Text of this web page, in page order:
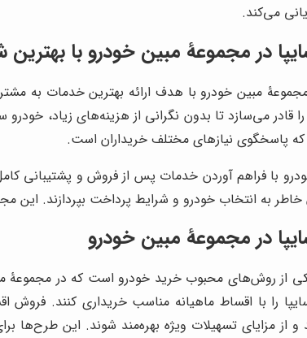
می‌کند.
در مجموعۀ مبین خودرو با بهترین
مبین خودرو با هدف ارائه بهترین خدمات به
قادر می‌سازد تا بدون نگرانی از هزینه‌های زیاد،
پاسخگوی نیازهای مختلف خریداران است.
با فراهم آوردن خدمات پس از فروش و پشتیبانی
خاطر به انتخاب خودرو و شرایط پرداخت بپردازند. این
در مجموعۀ مبین خودرو
از روش‌های محبوب خرید خودرو است که در مجموعۀ
را با اقساط ماهیانه مناسب خریداری کنند.
و از مزایای تسهیلات ویژه بهره‌مند شوند. این طرح‌ها